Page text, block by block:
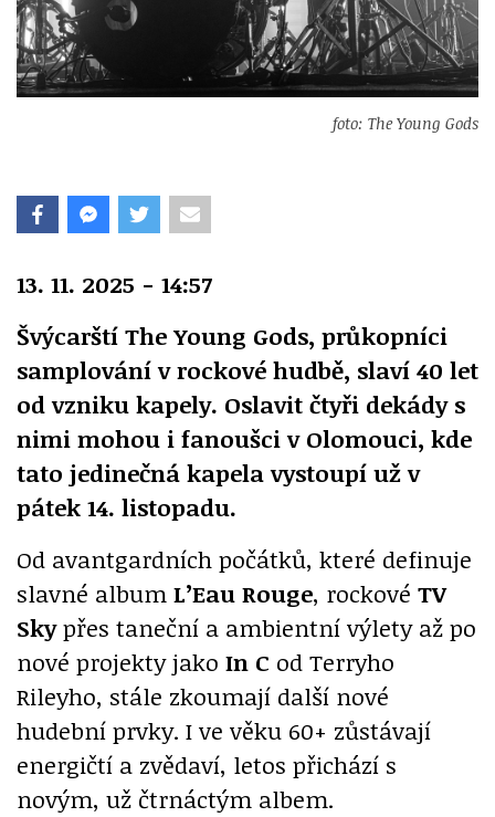
foto: The Young Gods
13. 11. 2025 - 14:57
Švýcarští The Young Gods, průkopníci
samplování v rockové hudbě, slaví 40 let
od vzniku kapely. Oslavit čtyři dekády s
nimi mohou i fanoušci v Olomouci, kde
tato jedinečná kapela vystoupí už v
pátek 14. listopadu.
Od avantgardních počátků, které definuje
slavné album L’Eau Rouge, rockové TV
Skypřes taneční a ambientní výlety až po
nové projekty jako In C od Terryho
Rileyho, stále zkoumají další nové
hudební prvky. I ve věku 60+ zůstávají
energičtí a zvědaví, letos přichází s
novým, už čtrnáctým albem.